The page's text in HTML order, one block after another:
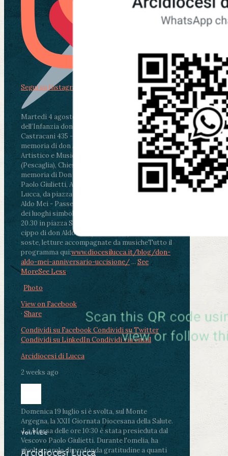
Martedì 4 agosto2026
ore 11:30 - Lucca, Scuola
dell’Infanzia don Aldo Mei - Viale Castruccio
Castracani 435 - Inaugurazione murales in
memoria di don Aldo Mei curato dal Liceo
Artistico e Musicale “Passaglia”
ore 18 - Fiano
(Pescaglia), Chiesa parrocchiale - Messa in
memoria di Don Aldo Mei celebrata da mons.
Paolo Giulietti, Arcivescovo di Lucca
ore 20.30 -
Lucca, da piazza San Michele al Cippo di don
Aldo Mei - Passeggiata della Memoria in alcuni
dei luoghi simbolo della città. Ritrovo alle ore
20.30 in piazza San Michele con conclusione al
cippo di don Aldo Mei (Porta Elisa). Durante le
soste, letture accompagnate da musicheTutto il
programma qui:www.diocesilucca.it/blog/don-
aldo-mei-anniversario-uccisione/... See
MoreSee Less
Photo
View on Facebook
· Share
Condividi su FacebookCondividi su Twitter
Condividi su LinkedInCondividi via email
Arcidiocesi di Lucca
2 weeks ago
Domenica 19 luglio si è svolta, sul Monte
Argegna, la XXII Giornata Diocesana della Salute.
.La Messa delle ore 10:30 è stata presieduta dal
Vescovo Paolo Giulietti. Durante l'omelia, ha
rivolto parole di profonda gratitudine a quanti
Segui su Instagram
YouTube
Arcidiocesi Lucca